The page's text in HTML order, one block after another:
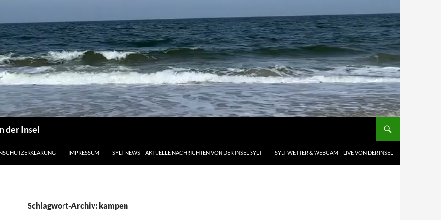
der Insel
IMPRESSUM SYLT NEWS – AKTUELLE NACHRICHTEN VON DER INSEL SYLT SYLT WETTER & WEBCAM – LIVE VON DER INSEL
Schlagwort-Archiv: kampen